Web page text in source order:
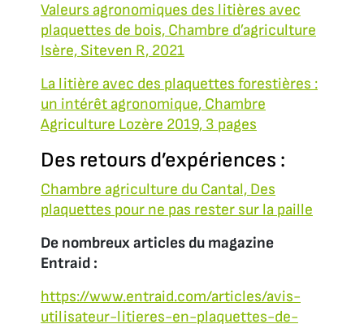
Valeurs agronomiques des litières avec
plaquettes de bois, Chambre d’agriculture
Isère, Siteven R, 2021
La litière avec des plaquettes forestières :
un intérêt agronomique, Chambre
Agriculture Lozère 2019, 3 pages
Des retours d’expériences :
Chambre agriculture du Cantal, Des
plaquettes pour ne pas rester sur la paille
De nombreux articles du magazine
Entraid :
https://www.entraid.com/articles/avis-
utilisateur-litieres-en-plaquettes-de-